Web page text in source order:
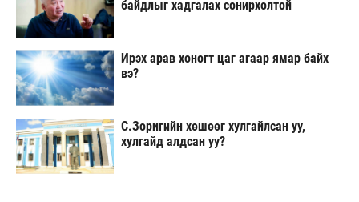
байдлыг хадгалах сонирхолтой
Ирэх арав хоногт цаг агаар ямар байх
вэ?
С.Зоригийн хөшөөг хулгайлсан уу,
хулгайд алдсан уу?